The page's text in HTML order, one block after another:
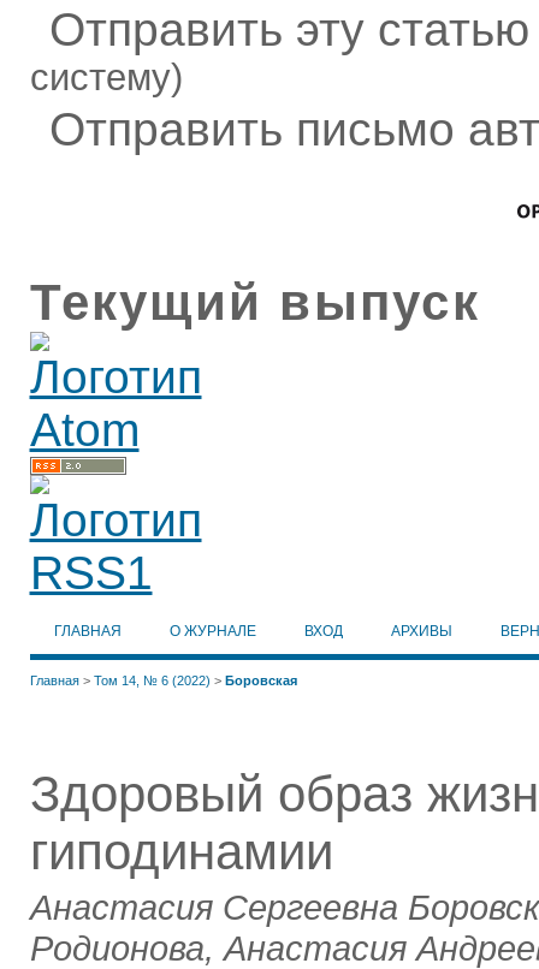
Отправить эту
систему)
Отправить письмо
Текущий выпуск
ГЛАВНАЯ О ЖУРНАЛЕ ВХОД АРХИВЫ
Главная> Том 14, № 6 (2022) > Боровская
Здоровый образ
гиподинамии
Анастасия Сергеевна
Родионова, Анастасия